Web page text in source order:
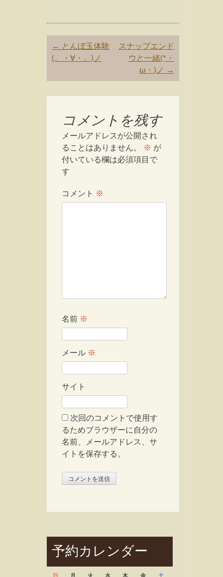
Post
navigation
← とんぼ玉体験
(。・∀・。)ノ
スナップエンド
ウと一緒(*・
ω・)ノ →
コメントを残す
メールアドレスが公開され
ることはありません。
※ が
付いている欄は必須項目で
す
コメント ※
名前 ※
メール ※
サイト
次回のコメントで使用す
るためブラウザーに自分の
名前、メールアドレス、サ
イトを保存する。
予約カレンダー
日 月 火 水 木 金 土